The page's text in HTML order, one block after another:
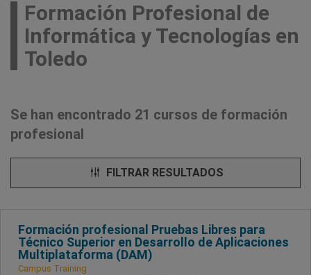
Formación Profesional de
Informática y Tecnologías en
Toledo
Se han encontrado 21 cursos de formación
profesional
FILTRAR RESULTADOS
Formación profesional Pruebas Libres para
Técnico Superior en Desarrollo de Aplicaciones
Multiplataforma (DAM)
Campus Training